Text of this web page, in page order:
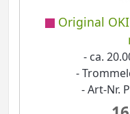
Original
- ca.
-
- Art-Nr.